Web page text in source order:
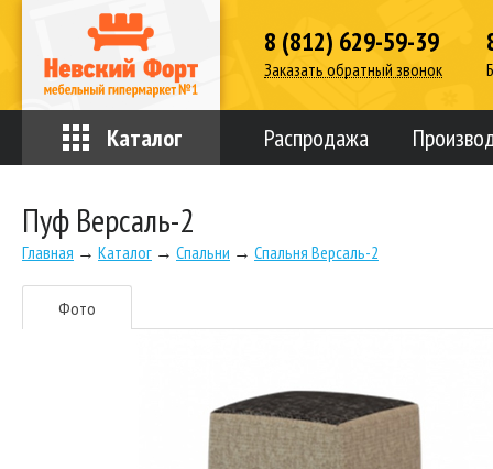
8 (812) 629-59-39
Заказать обратный звонок
Каталог Распродажа
Пуф Версаль-2
Главная → Каталог → Спальни → Спальня Версаль-2
Фото